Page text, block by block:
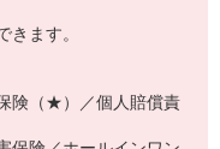
ます。
険（★）／個人賠償責